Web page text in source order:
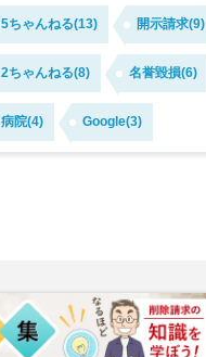
5ちゃんねる(13) 開示請求(9)
2ちゃんねる(8) 名誉毀損(6)
病院(4) Google(3)